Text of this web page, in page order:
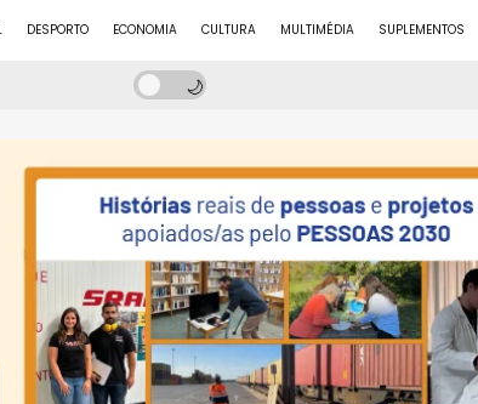
DESPORTO ECONOMIA CULTURA MULTIMÉDIA SUPLEMENTOS